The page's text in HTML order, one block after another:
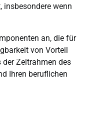
wenn
an, die für
von Vorteil
der Zeitrahmen des
Ihren beruflichen